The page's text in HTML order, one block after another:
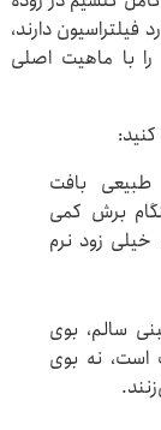
فیلتراسیون دارند،
را با ماهیت اصلی
بافت
برش کمی
زود نرم
سالم، بوی
است، نه بوی